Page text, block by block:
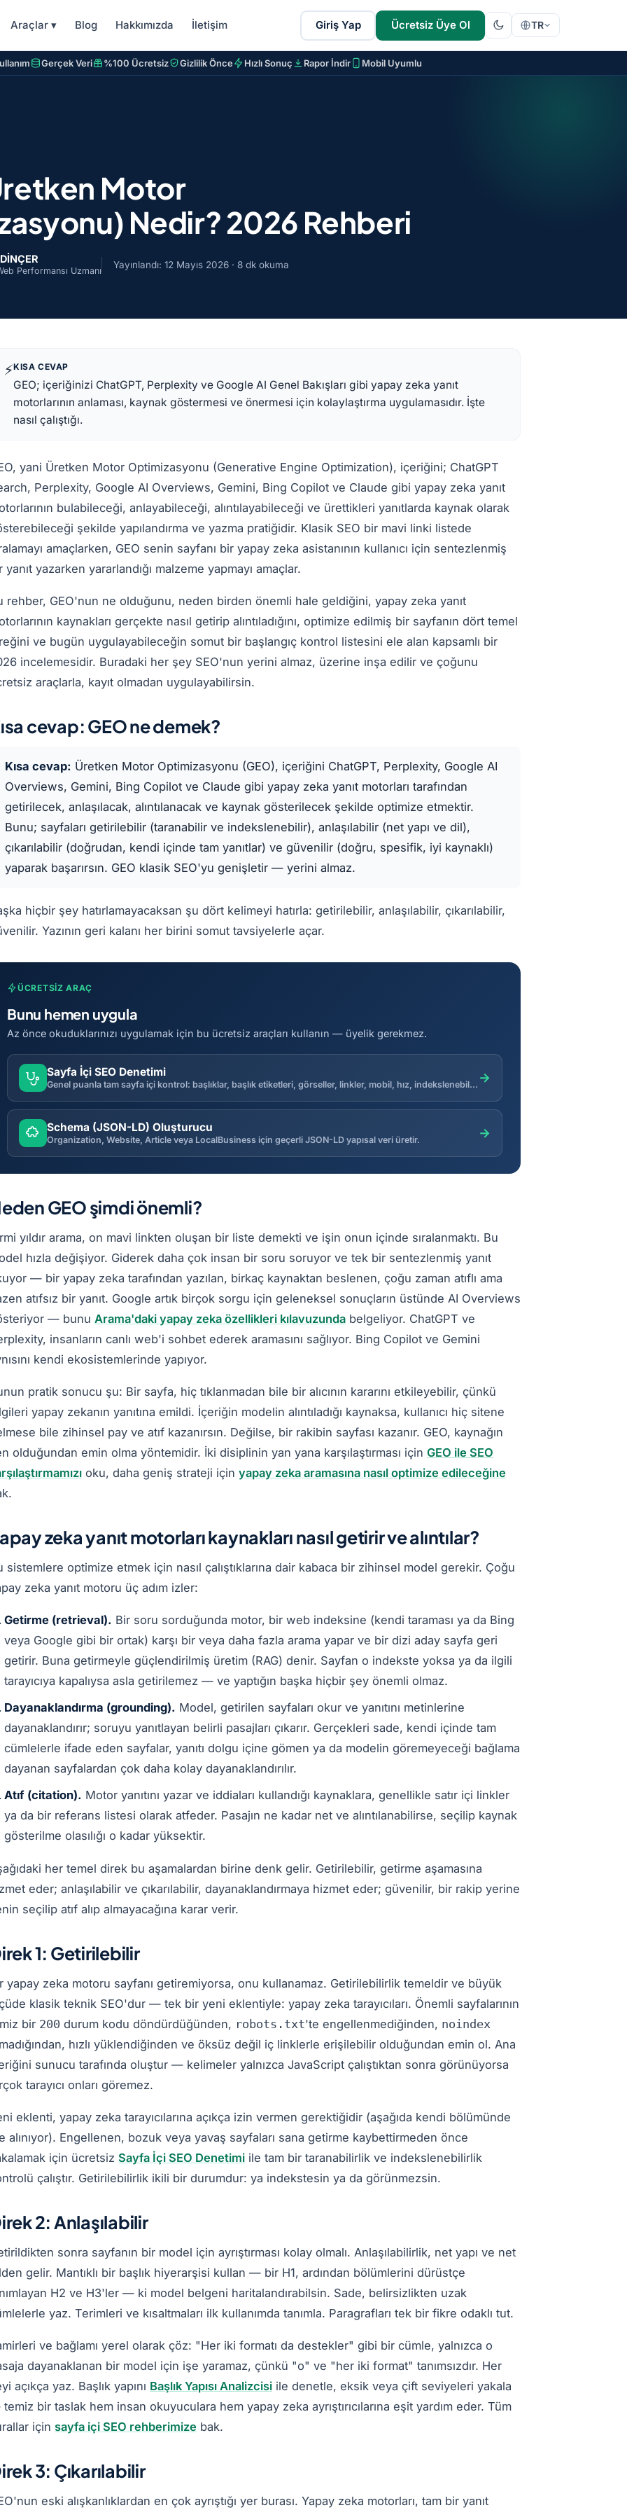
Araçlar▾ Blog Hakkımızda İletişim Giriş Yap Ücretsiz Üye Ol TR
Gerçek Veri %100 Ücretsiz Gizlilik Önce Hızlı Sonuç Rapor İndir Mobil Uyumlu
Motor
Nedir? 2026 Rehberi
Performansı Uzmanı
Yayınlandı: 12 Mayıs 2026 · 8 dk okuma
⚡KISA CEVAP
GEO; içeriğinizi ChatGPT, Perplexity ve Google AI Genel Bakışları gibi yapay zeka yanıt
motorlarının anlaması, kaynak göstermesi ve önermesi için kolaylaştırma uygulamasıdır. İşte
nasıl çalıştığı.
yani Üretken Motor Optimizasyonu (Generative Engine Optimization), içeriğini; ChatGPT
Perplexity, Google AI Overviews, Gemini, Bing Copilot ve Claude gibi yapay zeka yanıt
bulabileceği, anlayabileceği, alıntılayabileceği ve ürettikleri yanıtlarda kaynak olarak
şekilde yapılandırma ve yazma pratiğidir. Klasik SEO bir mavi linki listede
amaçlarken, GEO senin sayfanı bir yapay zeka asistanının kullanıcı için sentezlenmiş
yanıt yazarken yararlandığı malzeme yapmayı amaçlar.
rehber, GEO'nun ne olduğunu, neden birden önemli hale geldiğini, yapay zeka yanıt
kaynakları gerçekte nasıl getirip alıntıladığını, optimize edilmiş bir sayfanın dört temel
ve bugün uygulayabileceğin somut bir başlangıç kontrol listesini ele alan kapsamlı bir
incelemesidir. Buradaki her şey SEO'nun yerini almaz, üzerine inşa edilir ve çoğunu
araçlarla, kayıt olmadan uygulayabilirsin.
cevap: GEO ne demek?
Kısa cevap: Üretken Motor Optimizasyonu (GEO), içeriğini ChatGPT, Perplexity, Google AI
Overviews, Gemini, Bing Copilot ve Claude gibi yapay zeka yanıt motorları tarafından
getirilecek, anlaşılacak, alıntılanacak ve kaynak gösterilecek şekilde optimize etmektir.
Bunu; sayfaları getirilebilir (taranabilir ve indekslenebilir), anlaşılabilir (net yapı ve dil),
çıkarılabilir (doğrudan, kendi içinde tam yanıtlar) ve güvenilir (doğru, spesifik, iyi kaynaklı)
yaparak başarırsın. GEO klasik SEO'yu genişletir — yerini almaz.
hiçbir şey hatırlamayacaksan şu dört kelimeyi hatırla: getirilebilir, anlaşılabilir, çıkarılabilir,
Yazının geri kalanı her birini somut tavsiyelerle açar.
ÜCRETSIZ ARAÇ
Bunu hemen uygula
Az önce okuduklarınızı uygulamak için bu ücretsiz araçları kullanın — üyelik gerekmez.
Sayfa İçi SEO Denetimi
Genel puanla tam sayfa içi kontrol: başlıklar, başlık etiketleri, görseller, linkler, mobil, hız, indekslenebilirlik ve daha fazlası. →
Schema (JSON-LD) Oluşturucu
Organization, Website, Article veya LocalBusiness için geçerli JSON-LD yapısal veri üretir. →
GEO şimdi önemli?
yıldır arama, on mavi linkten oluşan bir liste demekti ve işin onun içinde sıralanmaktı. Bu
hızla değişiyor. Giderek daha çok insan bir soru soruyor ve tek bir sentezlenmiş yanıt
— bir yapay zeka tarafından yazılan, birkaç kaynaktan beslenen, çoğu zaman atıflı ama
atıfsız bir yanıt. Google artık birçok sorgu için geleneksel sonuçların üstünde AI Overviews
— bunu Arama'daki yapay zeka özellikleri kılavuzunda belgeliyor. ChatGPT ve
insanların canlı web'i sohbet ederek aramasını sağlıyor. Bing Copilot ve Gemini
kendi ekosistemlerinde yapıyor.
pratik sonucu şu: Bir sayfa, hiç tıklanmadan bile bir alıcının kararını etkileyebilir, çünkü
yapay zekanın yanıtına emildi. İçeriğin modelin alıntıladığı kaynaksa, kullanıcı hiç sitene
bile zihinsel pay ve atıf kazanırsın. Değilse, bir rakibin sayfası kazanır. GEO, kaynağın
olduğundan emin olma yöntemidir. İki disiplinin yan yana karşılaştırması için GEO ile SEO
oku, daha geniş strateji için yapay zeka aramasına nasıl optimize edileceğine
zeka yanıt motorları kaynakları nasıl getirir ve alıntılar?
sistemlere optimize etmek için nasıl çalıştıklarına dair kabaca bir zihinsel model gerekir. Çoğu
zeka yanıt motoru üç adım izler:
Getirme (retrieval). Bir soru sorduğunda motor, bir web indeksine (kendi taraması ya da Bing
veya Google gibi bir ortak) karşı bir veya daha fazla arama yapar ve bir dizi aday sayfa geri
getirir. Buna getirmeyle güçlendirilmiş üretim (RAG) denir. Sayfan o indekste yoksa ya da ilgili
tarayıcıya kapalıysa asla getirilemez — ve yaptığın başka hiçbir şey önemli olmaz.
Dayanaklandırma (grounding). Model, getirilen sayfaları okur ve yanıtını metinlerine
dayanaklandırır; soruyu yanıtlayan belirli pasajları çıkarır. Gerçekleri sade, kendi içinde tam
cümlelerle ifade eden sayfalar, yanıtı dolgu içine gömen ya da modelin göremeyeceği bağlama
dayanan sayfalardan çok daha kolay dayanaklandırılır.
Atıf (citation). Motor yanıtını yazar ve iddiaları kullandığı kaynaklara, genellikle satır içi linkler
ya da bir referans listesi olarak atfeder. Pasajın ne kadar net ve alıntılanabilirse, seçilip kaynak
gösterilme olasılığı o kadar yüksektir.
her temel direk bu aşamalardan birine denk gelir. Getirilebilir, getirme aşamasına
eder; anlaşılabilir ve çıkarılabilir, dayanaklandırmaya hizmet eder; güvenilir, bir rakip yerine
seçilip atıf alıp almayacağına karar verir.
1: Getirilebilir
yapay zeka motoru sayfanı getiremiyorsa, onu kullanamaz. Getirilebilirlik temeldir ve büyük
klasik teknik SEO'dur — tek bir yeni eklentiyle: yapay zeka tarayıcıları. Önemli sayfalarının
bir 200 durum kodu döndürdüğünden, robots.txt'te engellenmediğinden, noindex
hızlı yüklendiğinden ve öksüz değil iç linklerle erişilebilir olduğundan emin ol. Ana
sunucu tarafında oluştur — kelimeler yalnızca JavaScript çalıştıktan sonra görünüyorsa
tarayıcı onları göremez.
eklenti, yapay zeka tarayıcılarına açıkça izin vermen gerektiğidir (aşağıda kendi bölümünde
alınıyor). Engellenen, bozuk veya yavaş sayfaları sana getirme kaybettirmeden önce
için ücretsiz Sayfa İçi SEO Denetimi ile tam bir taranabilirlik ve indekslenebilirlik
çalıştır. Getirilebilirlik ikili bir durumdur: ya indekstesin ya da görünmezsin.
2: Anlaşılabilir
sonra sayfanın bir model için ayrıştırması kolay olmalı. Anlaşılabilirlik, net yapı ve net
gelir. Mantıklı bir başlık hiyerarşisi kullan — bir H1, ardından bölümlerini dürüstçe
H2 ve H3'ler — ki model belgeni haritalandırabilsin. Sade, belirsizlikten uzak
yaz. Terimleri ve kısaltmaları ilk kullanımda tanımla. Paragrafları tek bir fikre odaklı tut.
ve bağlamı yerel olarak çöz: "Her iki formatı da destekler" gibi bir cümle, yalnızca o
dayanaklanan bir model için işe yaramaz, çünkü "o" ve "her iki format" tanımsızdır. Her
açıkça yaz. Başlık yapını Başlık Yapısı Analizcisi ile denetle, eksik veya çift seviyeleri yakala
bir taslak hem insan okuyuculara hem yapay zeka ayrıştırıcılarına eşit yardım eder. Tüm
için sayfa içi SEO rehberimize bak.
3: Çıkarılabilir
eski alışkanlıklardan en çok ayrıştığı yer burası. Yapay zeka motorları, tam bir yanıt